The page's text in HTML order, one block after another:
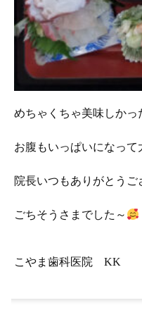
めちゃくちゃ美味しかっ
お腹もいっぱいになっ
院長いつもありがとうご
ごちそうさまでした～
こやま歯科医院 KK